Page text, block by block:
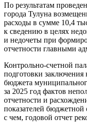
По результатам
города Тулуна
расходы в сумме 10,4
к сведению в целях
и недочеты при
отчетности главными
Контрольно-счетной
подготовки заключения
бюджета
за 2025 год фактов
отчетности и
показателей бюджетной
с чем, годовой отчет